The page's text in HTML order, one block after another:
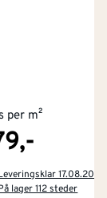
per m²
17.08.2026
lager 112 steder